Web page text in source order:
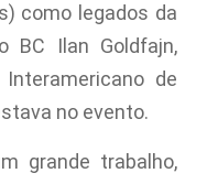
como legados da
BC Ilan Goldfajn,
de
no evento.
grande trabalho,